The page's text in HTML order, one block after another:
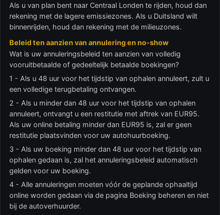
Als u van plan bent naar Centraal Londen te rijden, houd dan
rekening met de lagere emissiezones. Als u Duitsland wilt
binnenrijden, houd dan rekening met de milieuzones.
Beleid ten aanzien van annulering en no-show
Wat is uw annuleringsbeleid ten aanzien van volledig
vooruitbetaalde of gedeeltelijk betaalde boekingen?
1 - Als u 48 uur voor het tijdstip van ophalen annuleert, zult u
een volledige terugbetaling ontvangen.
2 - Als u minder dan 48 uur voor het tijdstip van ophalen
annuleert, ontvangt u een restitutie met aftrek van EUR95.
Als uw online betaling minder dan EUR95 is, zal er geen
restitutie plaatsvinden voor uw autohuurboeking.
3 - Als uw boeking minder dan 48 uur voor het tijdstip van
ophalen gedaan is, zal het annuleringsbeleid automatisch
gelden voor uw boeking.
4 - Alle annuleringen moeten vóór de geplande ophaaltijd
online worden gedaan via de pagina Boeking beheren en niet
bij de autoverhuurder.